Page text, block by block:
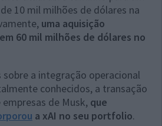
10 mil milhões de dólares na
uma aquisição
60 mil milhões de dólares no
a integração operacional
conhecidos, a transação
de Musk, que
a xAI no seu portfolio.